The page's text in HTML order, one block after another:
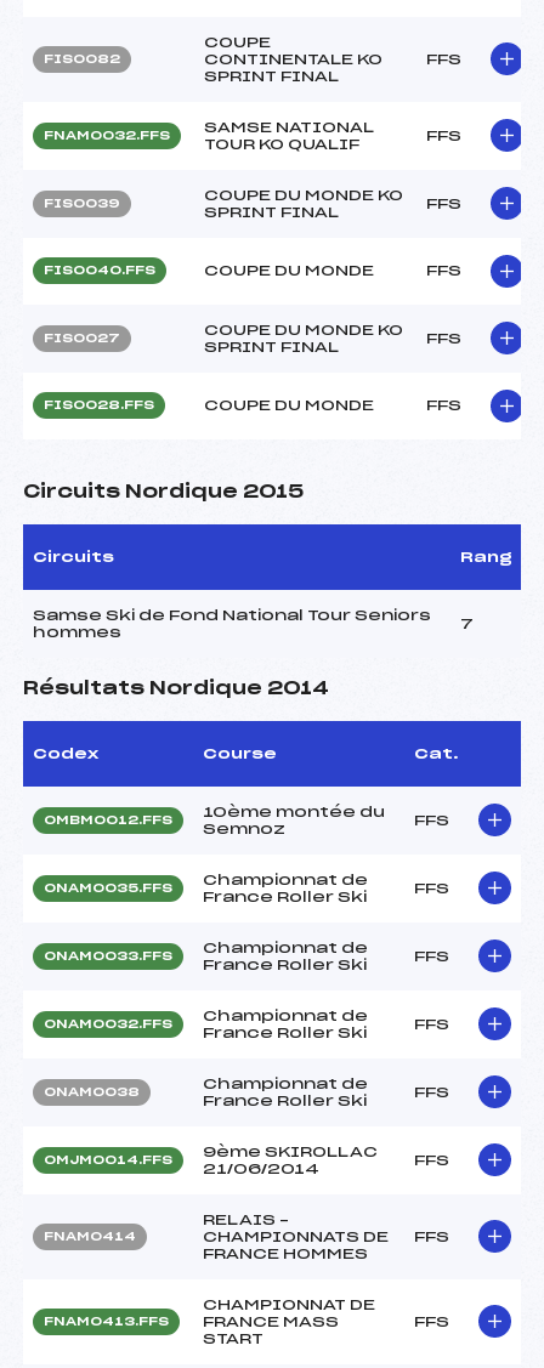
FIS0082
COUPE
CONTINENTALE KO
SPRINT FINAL
FFS
FNAM0032.FFS
SAMSE NATIONAL
TOUR KO QUALIF
FFS
FIS0039
COUPE DU MONDE KO
SPRINT FINAL
FFS
FIS0040.FFS COUPE DU MONDE FFS
FIS0027
COUPE DU MONDE KO
SPRINT FINAL
FFS
FIS0028.FFS COUPE DU MONDE FFS
Circuits Nordique 2015
Circuits Rang
Samse Ski de Fond National Tour Seniors
hommes
7
Résultats Nordique 2014
Codex Course Cat.
OMBM0012.FFS
10ème montée du
Semnoz
FFS
ONAM0035.FFS
Championnat de
France Roller Ski
FFS
ONAM0033.FFS
Championnat de
France Roller Ski
FFS
ONAM0032.FFS
Championnat de
France Roller Ski
FFS
ONAM0038
Championnat de
France Roller Ski
FFS
OMJM0014.FFS
9ème SKIROLLAC
21/06/2014
FFS
FNAM0414
RELAIS –
CHAMPIONNATS DE
FRANCE HOMMES
FFS
FNAM0413.FFS
CHAMPIONNAT DE
FRANCE MASS
START
FFS